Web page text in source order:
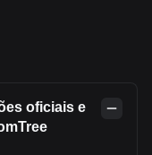
oficiais e